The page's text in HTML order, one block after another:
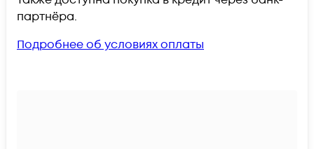
партнёра.
Подробнее об условиях оплаты